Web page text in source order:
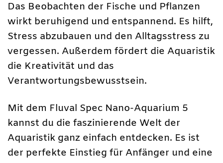
Das Beobachten der Fische und Pflanzen
wirkt beruhigend und entspannend. Es hilft,
Stress abzubauen und den Alltagsstress zu
vergessen. Außerdem fördert die Aquaristik
die Kreativität und das
Verantwortungsbewusstsein.
Mit dem Fluval Spec Nano-Aquarium 5
kannst du die faszinierende Welt der
Aquaristik ganz einfach entdecken. Es ist
der perfekte Einstieg für Anfänger und eine